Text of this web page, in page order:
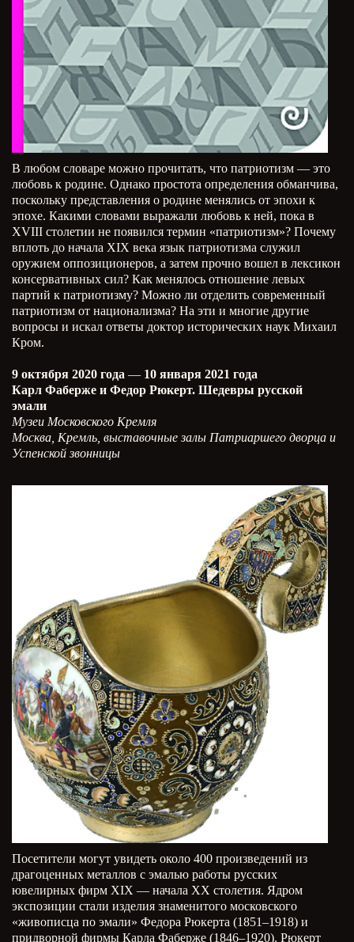
В любом словаре можно прочитать, что патриотизм — это
любовь к родине. Однако простота определения обманчива,
поскольку представления о родине менялись от эпохи к
эпохе. Какими словами выражали любовь к ней, пока в
XVIII столетии не появился термин «патриотизм»? Почему
вплоть до начала XIX века язык патриотизма служил
оружием оппозиционеров, а затем прочно вошел в лексикон
консервативных сил? Как менялось отношение левых
партий к патриотизму? Можно ли отделить современный
патриотизм от национализма? На эти и многие другие
вопросы и искал ответы доктор исторических наук Михаил
Кром.
9 октября 2020 года — 10 января 2021 года
Карл Фаберже и Федор Рюкерт. Шедевры русской
эмали
Музеи Московского Кремля
Москва, Кремль, выставочные залы Патриаршего дворца и
Успенской звонницы
Посетители могут увидеть около 400 произведений из
драгоценных металлов с эмалью работы русских
ювелирных фирм ХIХ — начала ХХ столетия. Ядром
экспозиции стали изделия знаменитого московского
«живописца по эмали» Федора Рюкерта (1851–1918) и
придворной фирмы Карла Фаберже (1846–1920). Рюкерт